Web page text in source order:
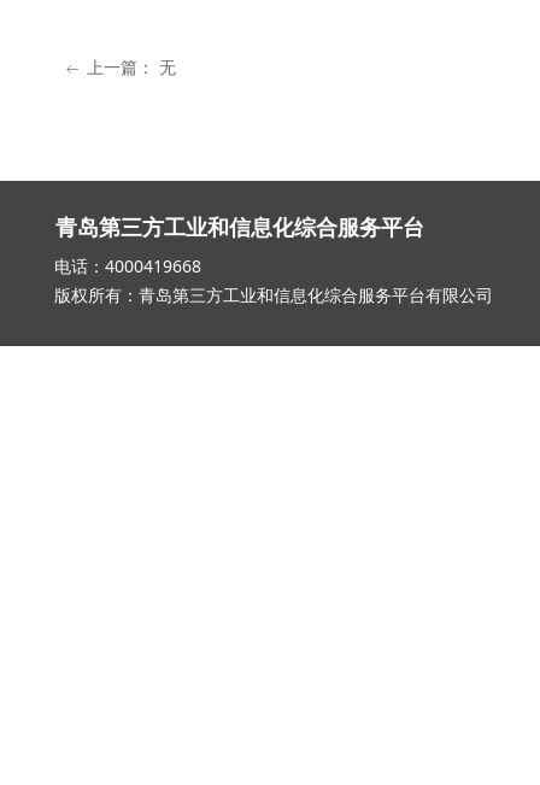
ꂃ 上一篇： 无
青岛第三方工业和信息化综合服务平台
电话：4000419668 邮箱：
版权所有：青岛第三方工业和信息化综合服务平台有